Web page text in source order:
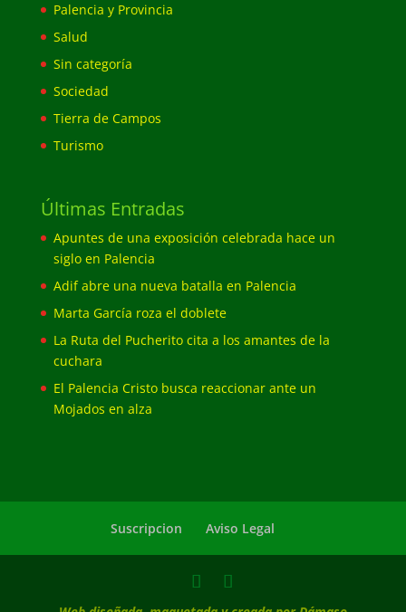
Palencia y Provincia
Salud
Sin categoría
Sociedad
Tierra de Campos
Turismo
Últimas Entradas
Apuntes de una exposición celebrada hace un
siglo en Palencia
Adif abre una nueva batalla en Palencia
Marta García roza el doblete
La Ruta del Pucherito cita a los amantes de la
cuchara
El Palencia Cristo busca reaccionar ante un
Mojados en alza
Suscripcion Aviso Legal